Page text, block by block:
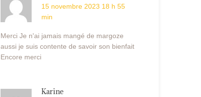
15 novembre 2023 18 h 55
min
Merci Je n'ai jamais mangé de margoze
aussi je suis contente de savoir son bienfait
Encore merci
Karine